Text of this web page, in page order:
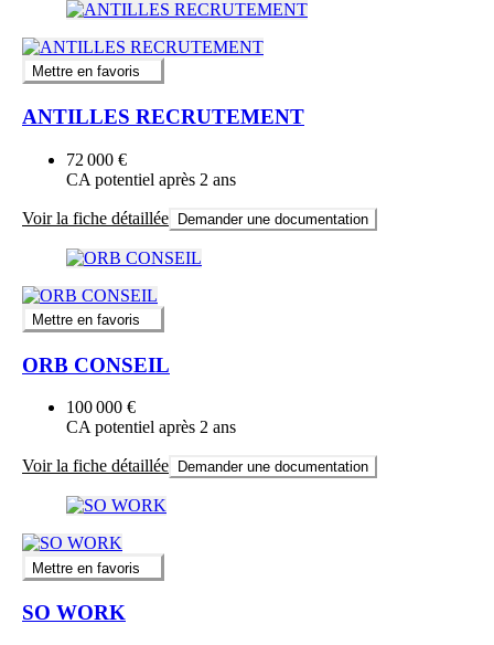
Mettre en favoris
ANTILLES RECRUTEMENT
72 000 €
CA potentiel après 2 ans
Voir la fiche détaillée Demander une documentation
Mettre en favoris
ORB CONSEIL
100 000 €
CA potentiel après 2 ans
Voir la fiche détaillée Demander une documentation
Mettre en favoris
SO WORK